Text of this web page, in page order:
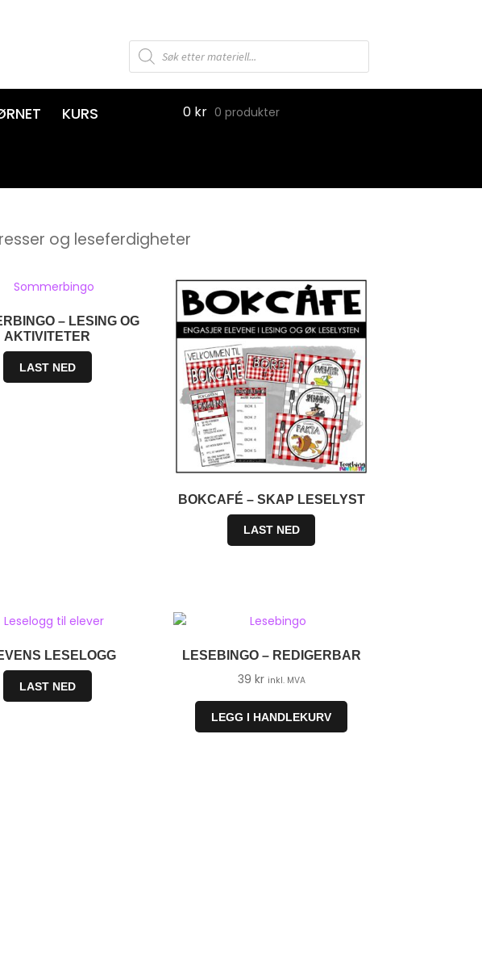
Products
search
KURS 0 kr 0 produkter
og leseferdigheter
– LESING OG
AKTIVITETER
LAST NED
BOKCAFÉ – SKAP LESELYST
LAST NED
LESELOGG
LAST NED
LESEBINGO – REDIGERBAR
39 kr inkl. MVA
LEGG I HANDLEKURV